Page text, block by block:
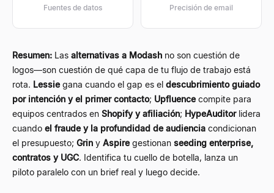
Fuentes de datos Precisión de email
Resumen: Las alternativas a Modash no son cuestión de
logos—son cuestión de qué capa de tu flujo de trabajo está
rota. Lessiegana cuando el gap es el descubrimiento guiado
por intención y el primer contacto; Upfluencecompite para
equipos centrados en Shopify y afiliación; HypeAuditorlidera
cuando el fraude y la profundidad de audiencia condicionan
el presupuesto; Grin y Aspiregestionan seeding enterprise,
contratos y UGC. Identifica tu cuello de botella, lanza un
piloto paralelo con un brief real y luego decide.